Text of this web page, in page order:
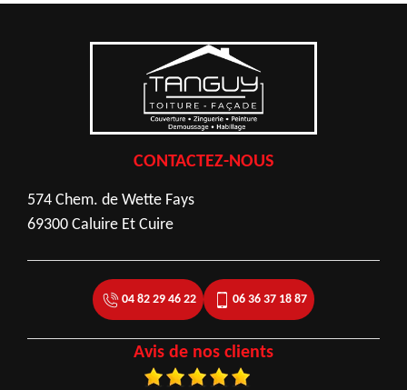
CONTACTEZ-NOUS
574 Chem. de Wette Fays
69300 Caluire Et Cuire
04 82 29 46 22 06 36 37 18 87
Avis de nos clients